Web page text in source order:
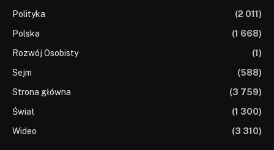
Polityka
(2 011)
Polska
(1 668)
Rozwój Osobisty
(1)
Sejm
(588)
Strona główna
(3 759)
Świat
(1 300)
Wideo
(3 310)